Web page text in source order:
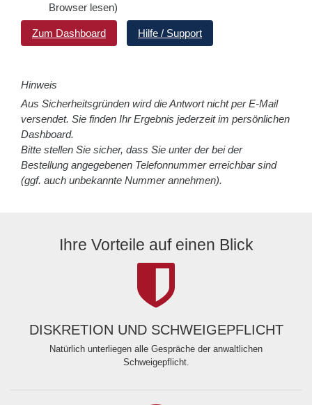
Browser lesen)
Zum Dashboard Hilfe / Support
Hinweis
Aus Sicherheitsgründen wird die Antwort nicht per E-Mail
versendet. Sie finden Ihr Ergebnis jederzeit im persönlichen
Dashboard.
Bitte stellen Sie sicher, dass Sie unter der bei der
Bestellung angegebenen Telefonnummer erreichbar sind
(ggf. auch unbekannte Nummer annehmen).
Ihre Vorteile auf einen Blick
DISKRETION UND SCHWEIGEPFLICHT
Natürlich unterliegen alle Gespräche der anwaltlichen
Schweigepflicht.